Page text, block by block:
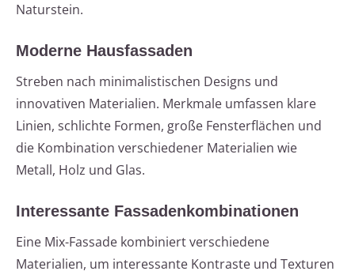
Naturstein.
Moderne Hausfassaden
Streben nach minimalistischen Designs und
innovativen Materialien. Merkmale umfassen klare
Linien, schlichte Formen, große Fensterflächen und
die Kombination verschiedener Materialien wie
Metall, Holz und Glas.
Interessante Fassadenkombinationen
Eine Mix-Fassade kombiniert verschiedene
Materialien, um interessante Kontraste und Texturen